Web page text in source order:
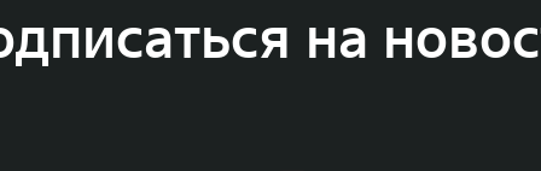
ORA, премиальных кроссоверов WEY, а также новый
GWM входят 80 дочерних компаний, а штат включает более 60 000
больше чем на 30% и составила 136,3 млрд юаней (1,6 трлн
на